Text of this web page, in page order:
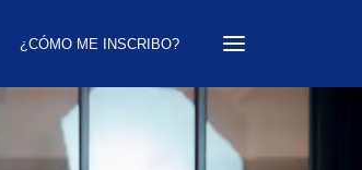
¿CÓMO ME INSCRIBO?